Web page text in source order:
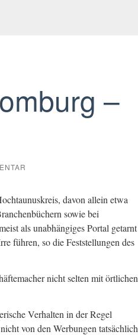
–
davon allein etwa
sowie bei
als unabhängiges Portal getarnt
führen, so die Feststellungen des
nicht selten mit örtlichen
Verhalten in der Regel
von den Werbungen tatsächlich